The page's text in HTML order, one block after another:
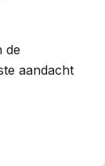
de
aandacht